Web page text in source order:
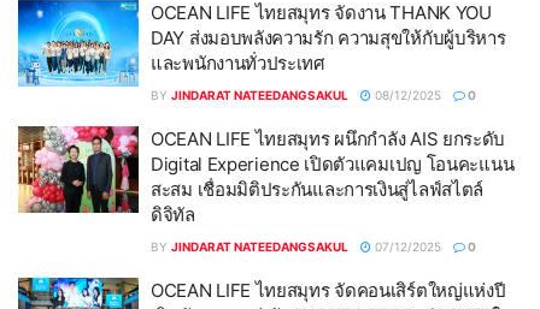
OCEAN LIFE ไทยสมุทร จัดงาน THANK YOU
DAY ส่งมอบพลังความรัก ความสุขให้กับผู้บริหาร
และพนักงานทั่วประเทศ
BY JINDARAT NATEEDANGSAKUL 08/12/2025 0
OCEAN LIFE ไทยสมุทร ผนึกกำลัง AIS ยกระดับ
Digital Experience เปิดตัวแคมเปญ โอนคะแนน
สะสม เชื่อมมิติประกันและการเงินสู่ไลฟ์สไตล์
ดิจิทัล
BY JINDARAT NATEEDANGSAKUL 07/12/2025 0
OCEAN LIFE ไทยสมุทร จัดคอนเสิร์ตใหญ่แห่งปี